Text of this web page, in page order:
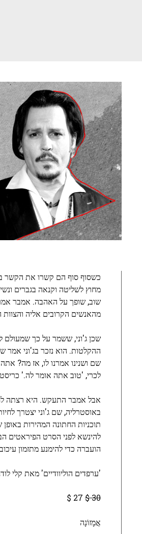
מחוץ לשליטה וקנאה בגברים
שוב, שופך על האהבה. אמבר
מהאנשים הקרובים אליה
שכן ג'וני, ששמר על כך שמעולם
ההקלטות. הוא נזכר בג'וני אמר
שם ושנינו אמרנו לו, אז מה?
לכרי, 'טוב אתה אומר לה.'
אבל אמבר התעקש. היא רצתה
באוסטרליה, שם ג'וני יצטרך
תוכניות החתונה המהירות
הועברה כדי להימנע מתזמון
'ערפדים הוליוודיים' מאת קלי
30 $
27 $
אֲמָזוֹנָה